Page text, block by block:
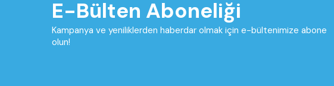
E-Bülten Aboneliği
Kampanya ve yeniliklerden haberdar olmak için e-bültenimize abone
olun!